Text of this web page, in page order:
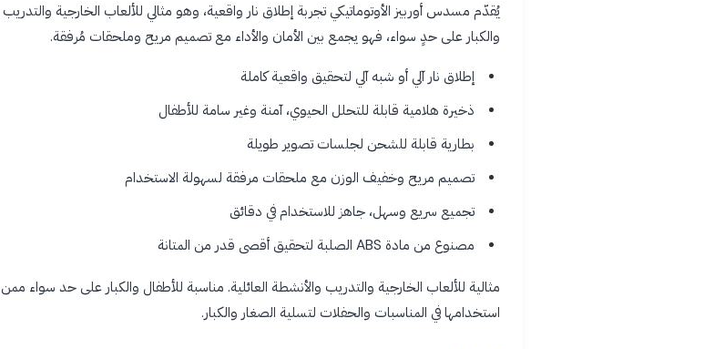
يُقدّم مسدس أوربيز الأوتوماتيكي تجربة إطلاق نار واقعية، وهو مثالي للألعاب الخارجية
والكبار على حدٍ سواء، فهو يجمع بين الأمان والأداء مع تصميم مريح وملحقات مُرفقة.
إطلاق نار آلي أو شبه آلي لتحقيق واقعية كاملة
ذخيرة هلامية قابلة للتحلل الحيوي، آمنة وغير سامة للأطفال
بطارية قابلة للشحن لجلسات تصوير طويلة
تصميم مريح وخفيف الوزن مع ملحقات مرفقة لسهولة الاستخدام
تجميع سريع وسهل، جاهز للاستخدام في دقائق
مصنوع من مادة ABS الصلبة لتحقيق أقصى قدر من المتانة
مثالية للألعاب الخارجية والتدريب والأنشطة العائلية. مناسبة للأطفال والكبار على حد
استخدامها في المناسبات والحفلات لتسلية الصغار والكبار.